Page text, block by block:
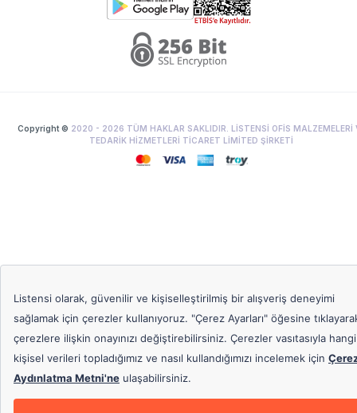
Copyright © 2020 - 2026 TÜM HAKLAR SAKLIDIR. LİSTENSİ OFİS MALZEMELERİ
TEDARİK HİZMETLERİ TİCARET LİMİTED ŞİRKETİ